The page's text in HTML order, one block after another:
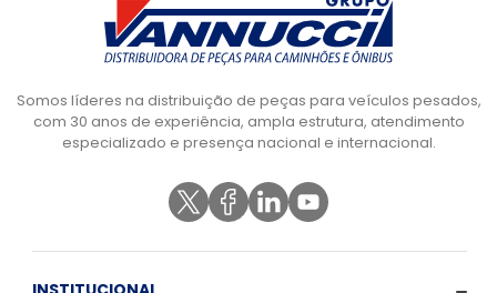
Somos líderes na distribuição de peças para veículos pesados,
com 30 anos de experiência, ampla estrutura, atendimento
especializado e presença nacional e internacional.